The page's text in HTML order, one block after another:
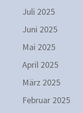
Juli 2025
Juni 2025
Mai 2025
April 2025
März 2025
Februar 2025